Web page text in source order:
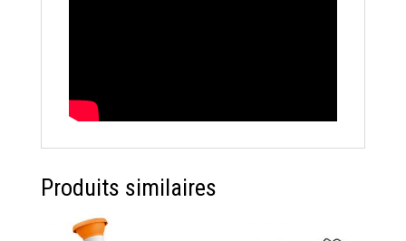
Produits similaires